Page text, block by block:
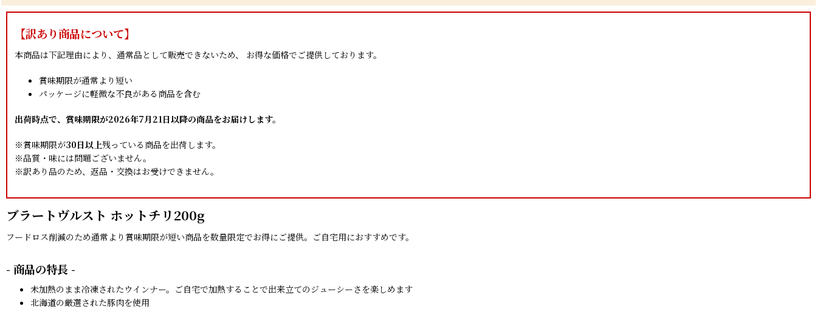
【訳あり商品について】
本商品は下記理由により、通常品として販売できないため、 お得な価格でご提供しております。
賞味期限が通常より短い
パッケージに軽微な不良がある商品を含む
出荷時点で、賞味期限が2026年7月21日以降の商品をお届けします。
※賞味期限が30日以上残っている商品を出荷します。
※品質・味には問題ございません。
※訳あり品のため、返品・交換はお受けできません。
ブラートヴルスト ホットチリ200g
フードロス削減のため通常より賞味期限が短い商品を数量限定でお得にご提供。ご自宅用におすすめです。
- 商品の特長 -
未加熱のまま冷凍されたウインナー。ご自宅で加熱することで出来立てのジューシーさを楽しめます
北海道の厳選された豚肉を使用